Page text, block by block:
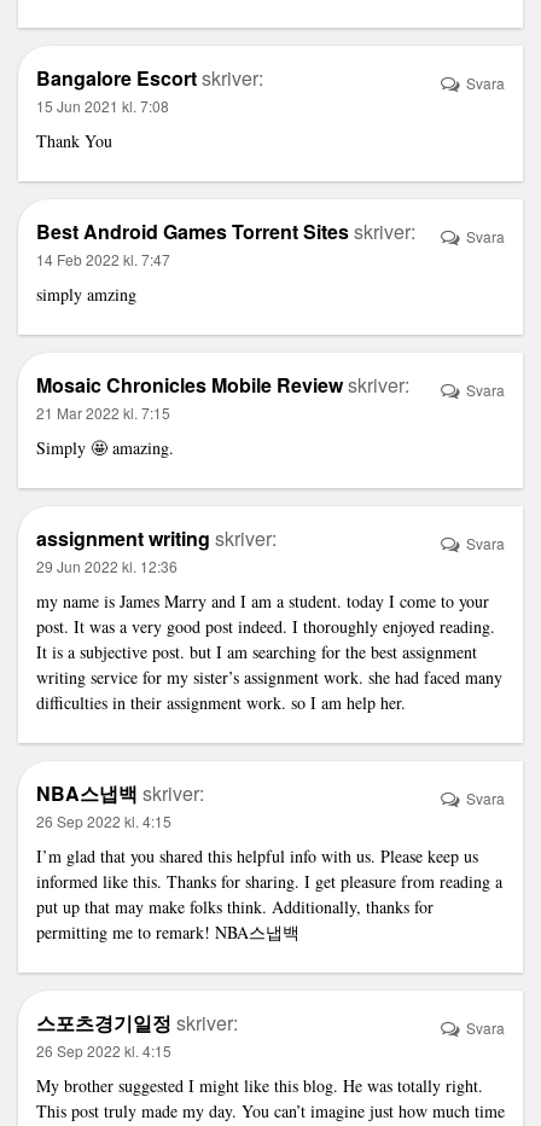
Bangalore Escortskriver:
15 Jun 2021 kl. 7:08
Thank You
Svara
Best Android Games Torrent Sitesskriver:
14 Feb 2022 kl. 7:47
simply amzing
Svara
Mosaic Chronicles Mobile Reviewskriver:
21 Mar 2022 kl. 7:15
Simply 🤩 amazing.
Svara
assignment writing skriver:
29 Jun 2022 kl. 12:36
my name is James Marry and I am a student. today I come to your
post. It was a very good post indeed. I thoroughly enjoyed reading.
It is a subjective post. but I am searching for the best assignment
writing service for my sister’s assignment work. she had faced many
difficulties in their assignment work. so I am help her.
Svara
NBA스냅백 skriver:
26 Sep 2022 kl. 4:15
I’m glad that you shared this helpful info with us. Please keep us
informed like this. Thanks for sharing. I get pleasure from reading a
put up that may make folks think. Additionally, thanks for
permitting me to remark! NBA스냅백
Svara
스포츠경기일정 skriver:
26 Sep 2022 kl. 4:15
My brother suggested I might like this blog. He was totally right.
This post truly made my day. You can’t imagine just how much time
Svara